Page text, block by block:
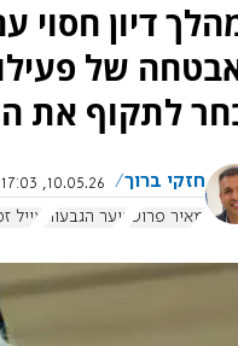
דיון
של
לתקוף את
חזקי ברוך
10.05.26, 17:03
מאיר פרוש נוער הגבעות אייל